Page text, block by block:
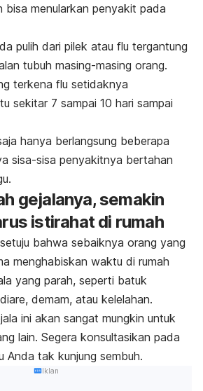
bisa menularkan penyakit pada
pulih dari pilek atau flu tergantung
tubuh masing-masing orang.
terkena flu setidaknya
sekitar 7 sampai 10 hari sampai
hanya berlangsung beberapa
sisa-sisa penyakitnya bertahan
gejalanya, semakin
istirahat di rumah
bahwa sebaiknya orang yang
menghabiskan waktu di rumah
yang parah, seperti batuk
demam, atau kelelahan.
ini akan sangat mungkin untuk
lain. Segera konsultasikan pada
Anda tak kunjung sembuh.
Iklan